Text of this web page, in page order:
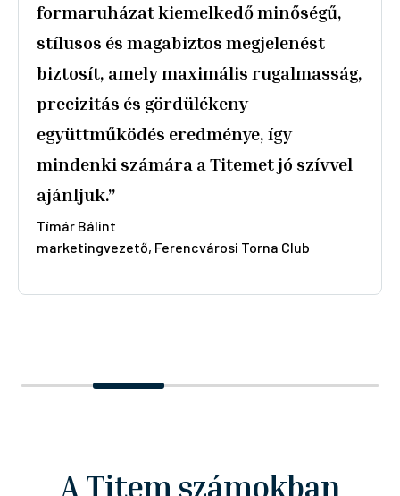
részletre odafigyelve. Az üzlet dolgozói
rendkívül segítőkészek és profik voltak
a teljes folyamat során, külön köszönet
a tulajdonosnak a precíz méret
vételért. Csak ajánlani tudjuk
mindenkinek, aki minőségi öltönyt
szeretne készíttetni!”
Borsos Éva
Budapest
A Titem számokban